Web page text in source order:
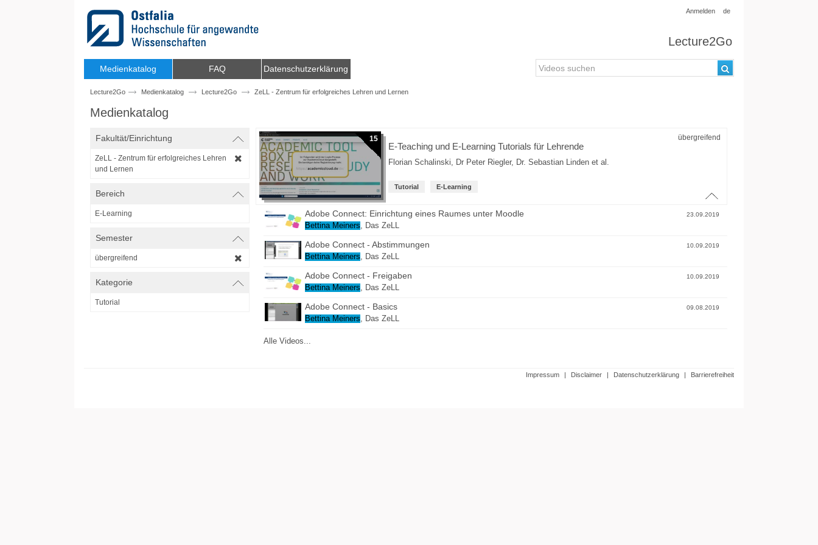
Anmelden de
Lecture2Go
Medienkatalog FAQ Datenschutzerklärung
Lecture2Go Medienkatalog Lecture2Go ZeLL - Zentrum für erfolgreiches Lehren und Lernen
Medienkatalog
Fakultät/Einrichtung
ZeLL - Zentrum für erfolgreiches Lehren
und Lernen
Bereich
E-Learning
Semester
übergreifend
Kategorie
Tutorial
15 übergreifend
E-Teaching und E-Learning Tutorials für Lehrende
Florian Schalinski, Dr Peter Riegler, Dr. Sebastian Linden et al.
Tutorial E-Learning
23.09.2019
Adobe Connect: Einrichtung eines Raumes unter Moodle
Bettina Meiners, Das ZeLL
10.09.2019
Adobe Connect - Abstimmungen
Bettina Meiners, Das ZeLL
10.09.2019
Adobe Connect - Freigaben
Bettina Meiners, Das ZeLL
09.08.2019
Adobe Connect - Basics
Bettina Meiners, Das ZeLL
Alle Videos...
Impressum | Disclaimer | Datenschutzerklärung | Barrierefreiheit